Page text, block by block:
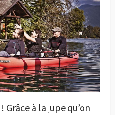
Grâce à la jupe qu’on